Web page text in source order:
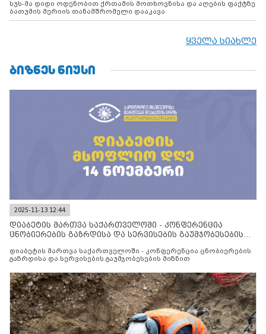
სუს-მა დიდი ოდენობით ქრთამის მოთხოვნისა და აღების ფაქტზე
ბათუმის მერიის თანამშრომელი დააკავა
ყველა სიახლე
ᲑᲘᲖᲜᲔᲡ ᲜᲘᲣᲡᲘ
2025-11-13 12:44
დიაბეტის მართვა საქართველოში - კონფერენცია
ცნობიერების გაზრდისა და სერვისების გაუმჯობესების
დიაბეტის მართვა საქართველოში - კონფერენცია ცნობიერების
გაზრდისა და სერვისების გაუმჯობესების მიზნით